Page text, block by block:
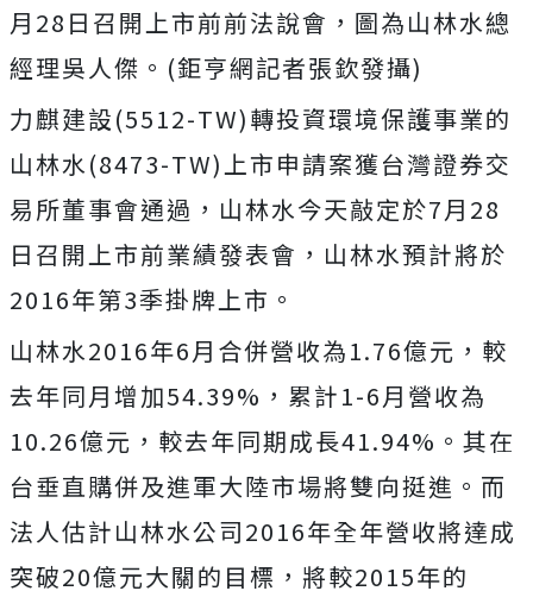
月28日召開上市前前法說會，圖為山林水總
經理吳人傑。(鉅亨網記者張欽發攝)
力麒建設(5512-TW)轉投資環境保護事業的
山林水(8473-TW)上市申請案獲台灣證券交
易所董事會通過，山林水今天敲定於7月28
日召開上市前業績發表會，山林水預計將於
2016年第3季掛牌上市。
山林水2016年6月合併營收為1.76億元，較
去年同月增加54.39%，累計1-6月營收為
10.26億元，較去年同期成長41.94%。其在
台垂直購併及進軍大陸市場將雙向挺進。而
法人估計山林水公司2016年全年營收將達成
突破20億元大關的目標，將較2015年的